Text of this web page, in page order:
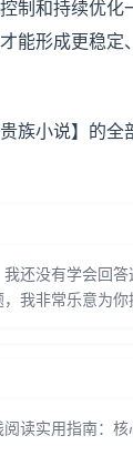
制和持续优化
能形成更稳定
族小说】的全
还没有学会回答
我非常乐意为你
读实用指南：